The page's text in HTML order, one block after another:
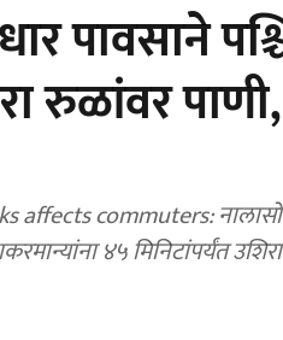
पावसाने
रुळांवर
commuters:
४५ मिनिटांपर्यंत